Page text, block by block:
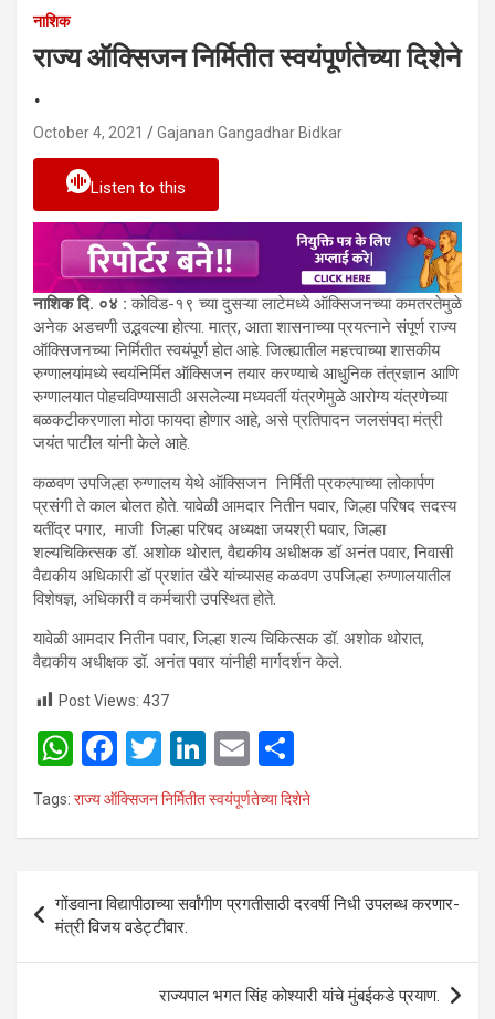
नाशिक
राज्य ऑक्सिजन निर्मितीत स्वयंपूर्णतेच्या दिशेने
.
October 4, 2021 Gajanan Gangadhar Bidkar
Listen to this
नाशिक दि. ०४ :कोविड-१९ च्या दुसऱ्या लाटेमध्ये ऑक्सिजनच्या कमतरतेमुळे
अनेक अडचणी उद्भवल्या होत्या. मात्र, आता शासनाच्या प्रयत्नाने संपूर्ण राज्य
ऑक्सिजनच्या निर्मितीत स्वयंपूर्ण होत आहे. जिल्ह्यातील महत्त्वाच्या शासकीय
रुग्णालयांमध्ये स्वयंनिर्मित ऑक्सिजन तयार करण्याचे आधुनिक तंत्रज्ञान आणि
रुग्णालयात पोहचविण्यासाठी असलेल्या मध्यवर्ती यंत्रणेमुळे आरोग्य यंत्रणेच्या
बळकटीकरणाला मोठा फायदा होणार आहे, असे प्रतिपादन जलसंपदा मंत्री
जयंत पाटील यांनी केले आहे.
कळवण उपजिल्हा रुग्णालय येथे ऑक्सिजन निर्मिती प्रकल्पाच्या लोकार्पण
प्रसंगी ते काल बोलत होते. यावेळी आमदार नितीन पवार, जिल्हा परिषद सदस्य
यतींद्र पगार, माजी जिल्हा परिषद अध्यक्षा जयश्री पवार, जिल्हा
शल्यचिकित्सक डॉ. अशोक थोरात, वैद्यकीय अधीक्षक डॉ अनंत पवार, निवासी
वैद्यकीय अधिकारी डॉ प्रशांत खैरे यांच्यासह कळवण उपजिल्हा रुग्णालयातील
विशेषज्ञ, अधिकारी व कर्मचारी उपस्थित होते.
यावेळी आमदार नितीन पवार, जिल्हा शल्य चिकित्सक डॉ. अशोक थोरात,
वैद्यकीय अधीक्षक डॉ. अनंत पवार यांनीही मार्गदर्शन केले.
Post Views: 437
W
h
at
A
p
p
F
a
ce
o
o
k
T
wi
tt
Li
n
ke
n
E
m
ail
h
ar
Tags: राज्य ऑक्सिजन निर्मितीत स्वयंपूर्णतेच्या दिशेने
Post
navigation
गोंडवाना विद्यापीठाच्या सर्वांगीण प्रगतीसाठी दरवर्षी निधी उपलब्ध करणार-
मंत्री विजय वडेट्टीवार.
राज्यपाल भगत सिंह कोश्यारी यांचे मुंबईकडे प्रयाण.